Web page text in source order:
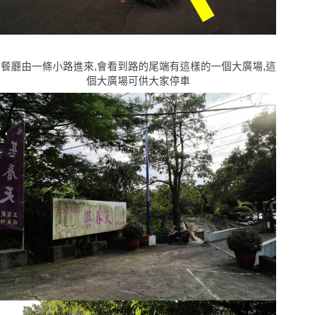
餐廳由一條小路進來,會看到路的尾端有這樣的一個大廣場,這
個大廣場可供大家停車